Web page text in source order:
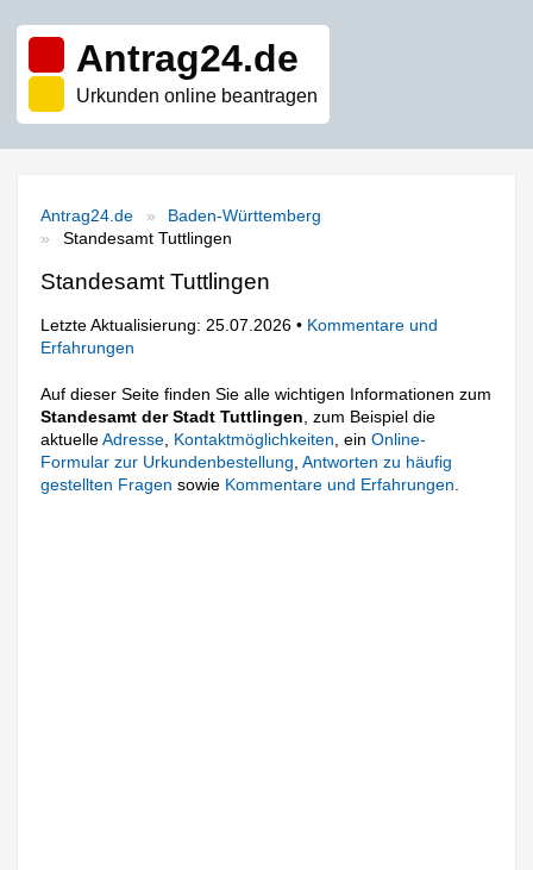
Antrag24.de
Urkunden online beantragen
Antrag24.de
Baden-Württemberg
Standesamt Tuttlingen
Standesamt Tuttlingen
Letzte Aktualisierung: 25.07.2026 • Kommentare und
Erfahrungen
Auf dieser Seite finden Sie alle wichtigen Informationen zum
Standesamt der Stadt Tuttlingen , zum Beispiel die
aktuelleAdresse Kontaktmöglichkeiten , einOnline-
Formular zur Urkundenbestellung ,Antworten zu häufig
gestellten Fragen sowie Kommentare und Erfahrungen